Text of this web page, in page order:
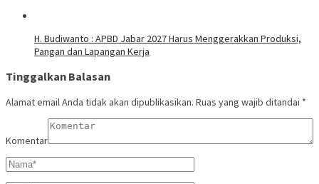
H. Budiwanto : APBD Jabar 2027 Harus Menggerakkan Produksi,
Pangan dan Lapangan Kerja
Tinggalkan Balasan
Alamat email Anda tidak akan dipublikasikan. Ruas yang wajib ditandai *
Komentar